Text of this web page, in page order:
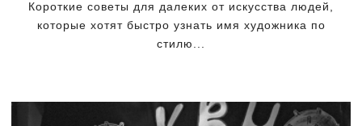
Короткие советы для далеких от искусства людей,
которые хотят быстро узнать имя художника по
стилю...